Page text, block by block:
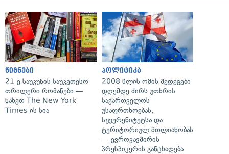
წიგნები
21-ე საუკუნის საუკეთესო
თრილერი რომანები —
ნახეთ The New York
Times-ის სია
პოლიტიკა
2008 წლის ომის შედეგები
დღემდე ძირს უთხრის
საქართველოს
უსაფრთხოებას,
სუვერენიტეტსა და
ტერიტორიულ მთლიანობას
— ევროკავშირის
პრესპიკერის განცხადება